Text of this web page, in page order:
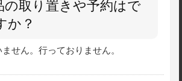
の取り置きや予約はで
か？
せん。行っておりません。